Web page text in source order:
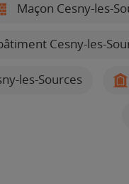
Maçon Cesny-les-
Cesny-les-
les-Sources